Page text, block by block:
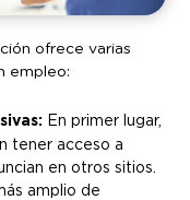
ofrece varias
empleo:
En primer lugar,
tener acceso a
en otros sitios.
amplio de